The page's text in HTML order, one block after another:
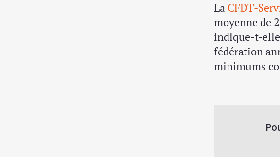
La CFDT-
moyenne de
indique-t-elle
fédération
minimums